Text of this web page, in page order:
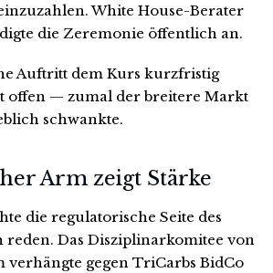
White House-Berater
die Zeremonie öffentlich an.
Auftritt dem Kurs kurzfristig
offen — zumal der breitere Markt
schwankte.
Arm zeigt Stärke
die regulatorische Seite des
reden. Das Disziplinarkomitee von
verhängte gegen TriCarbs BidCo